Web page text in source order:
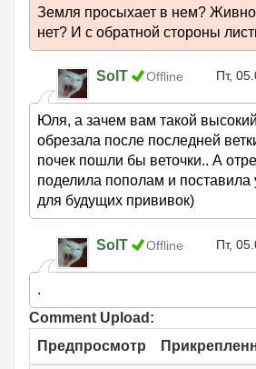
Земля просыхает в нем?
нет? И с обратной стороны
SolT Offline Пт,
Юля, а зачем вам такой
обрезала после последней
почек пошли бы веточки.. А
поделила пополам и поставила
для будущих прививок)
SolT Offline Пт,
.
Comment Upload:
Предпросмотр